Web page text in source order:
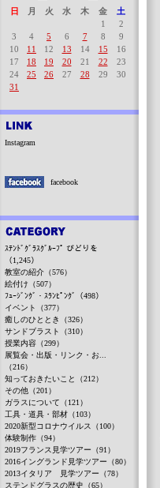
日
月 火 水 木 金
土
1
2
3
4 5 6 7 8
9
10
11 12 13 14 15
16
17
18 19 20 21 22
23
24
25 26 27 28 29
30
31
Instagram
facebook
ｽﾃﾝﾄﾞｸﾞﾗｽｸﾞﾙｰﾌﾟ びどりを
（1,245）
教室の紹介（576）
絵付け（507）
ﾌｭｰｼﾞﾝｸﾞ・ｽﾗﾝﾋﾟﾝｸﾞ（498）
イベント（377）
癒しのひととき（326）
サンドブラスト（310）
授業内容（299）
展覧会・出版・リンク・お...
（216）
知っておきたいこと（212）
その他（201）
ガラスについて（121）
工具・道具・部材（103）
2020新型コロナウイルス（100）
体験制作（94）
2019フランス見学ツアー（91）
2016イングランド見学ツアー（80）
2013イタリア 見学ツアー（78）
ステンドグラスの歴史（65）